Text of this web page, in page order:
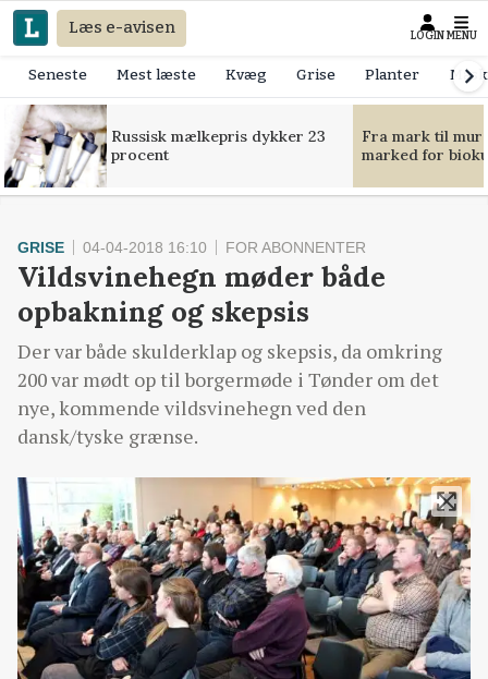
Læs e-avisen LOGIN MENU
Seneste Mest læste Kvæg Grise Planter
Russisk mælkepris dykker 23
procent
Fra mark til
marked for
GRISE 04-04-2018 16:10 FOR ABONNENTER
Vildsvinehegn møder både
opbakning og skepsis
Der var både skulderklap og skepsis, da omkring
200 var mødt op til borgermøde i Tønder om det
nye, kommende vildsvinehegn ved den
dansk/tyske grænse.